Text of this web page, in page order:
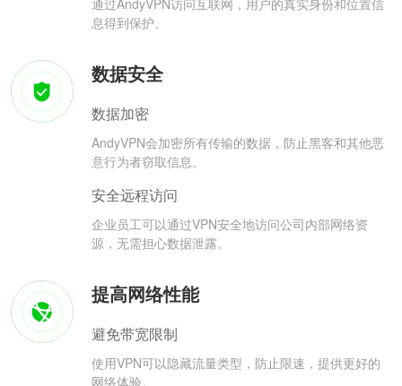
通过AndyVPN访问互联网，用户的真实身份和位置信
息得到保护。
数据安全
数据加密
AndyVPN会加密所有传输的数据，防止黑客和其他恶
意行为者窃取信息。
安全远程访问
企业员工可以通过VPN安全地访问公司内部网络资
源，无需担心数据泄露。
提高网络性能
避免带宽限制
使用VPN可以隐藏流量类型，防止限速，提供更好的
网络体验。